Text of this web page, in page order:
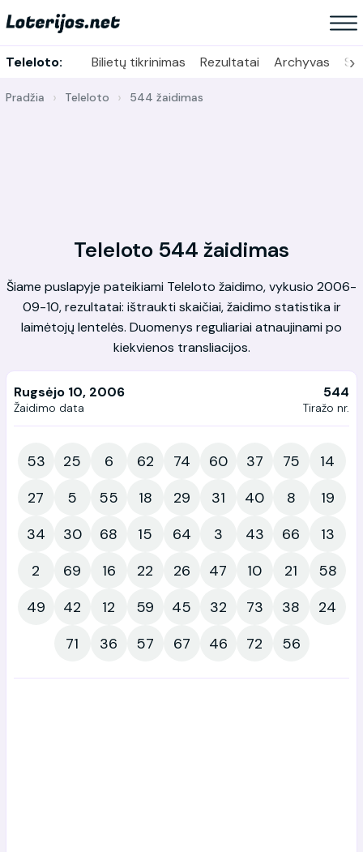
Teleloto: Bilietų tikrinimas Rezultatai Archyvas ›
Pradžia Teleloto 544 žaidimas
Teleloto 544 žaidimas
Šiame puslapyje pateikiami Teleloto žaidimo, vykusio 2006-
09-10, rezultatai: ištraukti skaičiai, žaidimo statistika ir
laimėtojų lentelės. Duomenys reguliariai atnaujinami po
kiekvienos transliacijos.
Rugsėjo 10, 2006
Žaidimo data
544
Tiražo nr.
53 25 6 62 74 60 37 75
14
27
5 55 18 29 31 40 8
19
34
30 68 15 64 3 43 66
13
2
69 16 22 26 47 10 21
58
49
42 12 59 45 32 73 38
24
71
36 57 67 46 72 56